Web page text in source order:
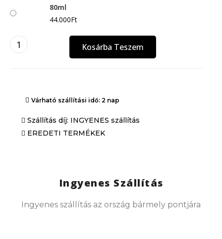
80ml
44.000Ft
Kosárba Teszem
Várható szállítási idő: 2 nap
Szállítás díj: INGYENES szállítás
EREDETI TERMÉKEK
Ingyenes Szállítás
Ingyenes szállítás az ország bármely pontjára